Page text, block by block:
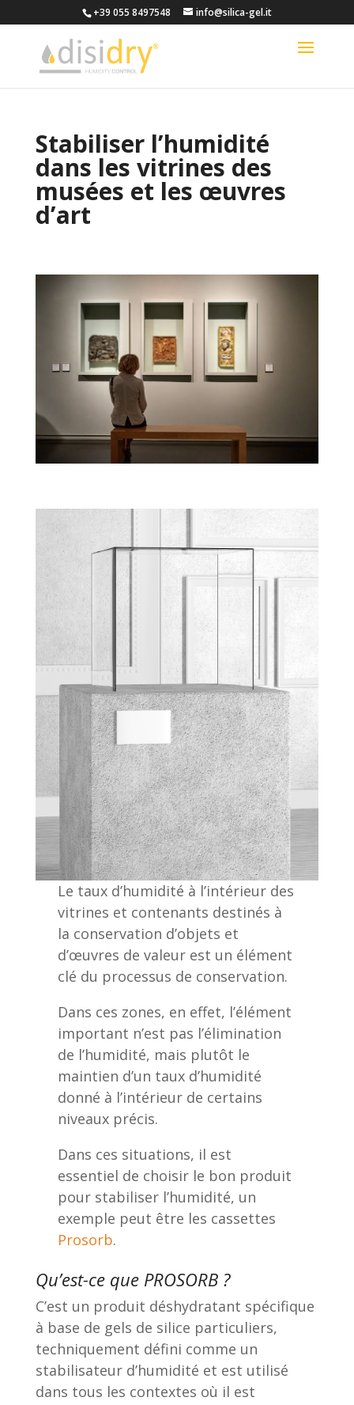
+39 055 8497548 info@silica-gel.it
Stabiliser l’humidité
dans les vitrines des
musées et les œuvres
d’art
Le taux d’humidité à l’intérieur des
vitrines et contenants destinés à
la conservation d’objets et
d’œuvres de valeur est un élément
clé du processus de conservation.
Dans ces zones, en effet, l’élément
important n’est pas l’élimination
de l’humidité, mais plutôt le
maintien d’un taux d’humidité
donné à l’intérieur de certains
niveaux précis.
Dans ces situations, il est
essentiel de choisir le bon produit
pour stabiliser l’humidité, un
exemple peut être les cassettes
Prosorb.
Qu’est-ce que PROSORB ?
C’est un produit déshydratant spécifique
à base de gels de silice particuliers,
techniquement défini comme un
stabilisateur d’humidité et est utilisé
dans tous les contextes où il est